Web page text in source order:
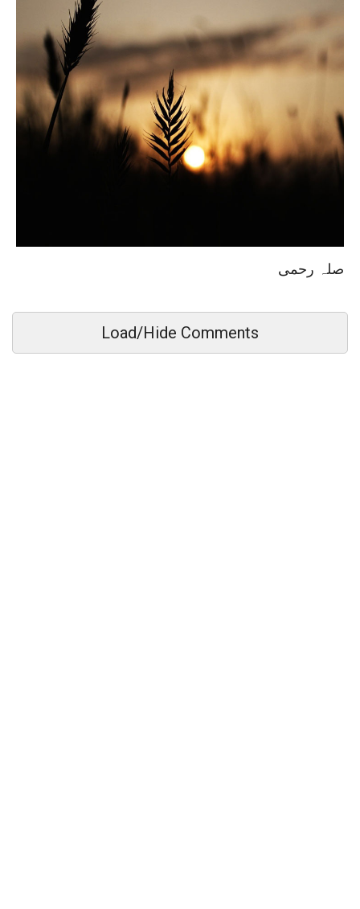
صلہ رحمی
Load/Hide Comments